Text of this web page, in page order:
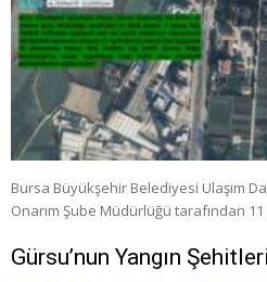
Bursa Büyükşehir Belediyesi Ulaşım
Onarım Şube Müdürlüğü tarafından
Gürsu’nun Yangın